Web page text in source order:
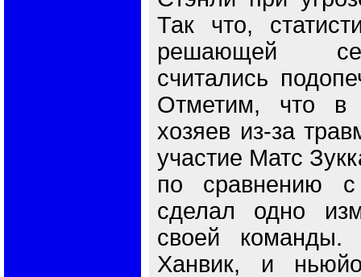
Так что,
решающей
считались
Отметим, что в
хозяев из-за
участие Матс
по сравнению
сделал одно
своей
Ханвик, и